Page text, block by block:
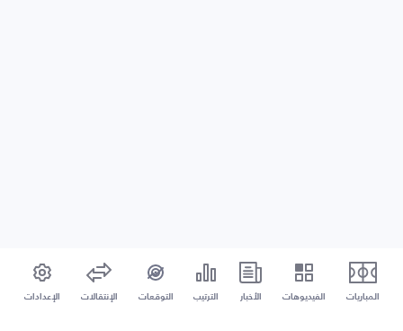
المباريات الفيديوهات الأخبار الترتيب التوقعات الإنتقالات الإعدادات